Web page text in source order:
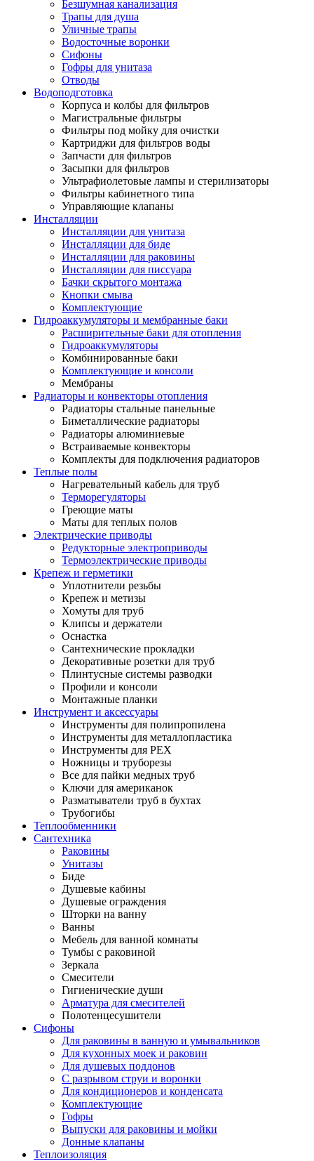
Безшумная канализация
Трапы для душа
Уличные трапы
Водосточные воронки
Сифоны
Гофры для унитаза
Отводы
Водоподготовка
Корпуса и колбы для фильтров
Магистральные фильтры
Фильтры под мойку для очистки
Картриджи для фильтров воды
Запчасти для фильтров
Засыпки для фильтров
Ультрафиолетовые лампы и стерилизаторы
Фильтры кабинетного типа
Управляющие клапаны
Инсталляции
Инсталляции для унитаза
Инсталляции для биде
Инсталляции для раковины
Инсталляции для писсуара
Бачки скрытого монтажа
Кнопки смыва
Комплектующие
Гидроаккумуляторы и мембранные баки
Расширительные баки для отопления
Гидроаккумуляторы
Комбинированные баки
Комплектующие и консоли
Мембраны
Радиаторы и конвекторы отопления
Радиаторы стальные панельные
Биметаллические радиаторы
Радиаторы алюминиевые
Встраиваемые конвекторы
Комплекты для подключения радиаторов
Теплые полы
Нагревательный кабель для труб
Терморегуляторы
Греющие маты
Маты для теплых полов
Электрические приводы
Редукторные электроприводы
Термоэлектрические приводы
Крепеж и герметики
Уплотнители резьбы
Крепеж и метизы
Хомуты для труб
Клипсы и держатели
Оснастка
Сантехнические прокладки
Декоративные розетки для труб
Плинтусные системы разводки
Профили и консоли
Монтажные планки
Инструмент и аксессуары
Инструменты для полипропилена
Инструменты для металлопластика
Инструменты для PEX
Ножницы и труборезы
Все для пайки медных труб
Ключи для американок
Разматыватели труб в бухтах
Трубогибы
Теплообменники
Сантехника
Раковины
Унитазы
Биде
Душевые кабины
Душевые ограждения
Шторки на ванну
Ванны
Мебель для ванной комнаты
Тумбы с раковиной
Зеркала
Смесители
Гигиенические души
Арматура для смесителей
Полотенцесушители
Сифоны
Для раковины в ванную и умывальников
Для кухонных моек и раковин
Для душевых поддонов
С разрывом струи и воронки
Для кондиционеров и конденсата
Комплектующие
Гофры
Выпуски для раковины и мойки
Донные клапаны
Теплоизоляция